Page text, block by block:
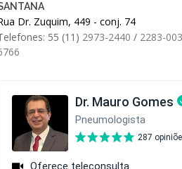
Dr. Zuquim, 449 - conj. 74
55 (11) 2973-2440 / 2283-